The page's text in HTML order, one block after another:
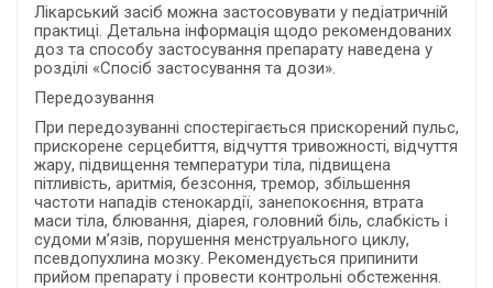
Лікарський засіб можна застосовувати у педіатричній
практиці. Детальна інформація щодо рекомендованих
доз та способу застосування препарату наведена у
розділі «Спосіб застосування та дози».
Передозування
При передозуванні спостерігається прискорений пульс,
прискорене серцебиття, відчуття тривожності, відчуття
жару, підвищення температури тіла, підвищена
пітливість, аритмія, безсоння, тремор, збільшення
частоти нападів стенокардії, занепокоєння, втрата
маси тіла, блювання, діарея, головний біль, слабкість і
судоми м’язів, порушення менструального циклу,
псевдопухлина мозку. Рекомендується припинити
прийом препарату і провести контрольні обстеження.